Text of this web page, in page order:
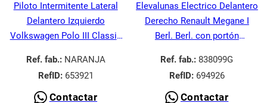
Piloto Intermitente Lateral
Delantero Izquierdo
Volkswagen Polo III Classic
Ref. fab.:NARANJA
RefID:653921
Contactar
Elevalunas Electrico Delantero
Derecho Renault Megane I
Berl. Berl. con portón
Ref. fab.: 838099G
RefID:694926
Contactar